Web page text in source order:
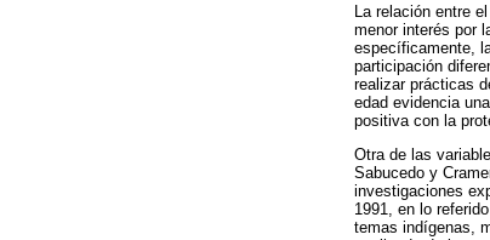
La relación entre
menor interés por
específicamente,
participación
realizar prácticas
edad evidencia
positiva con la
Otra de las
Sabucedo y
investigaciones
1991, en lo
temas indígenas,